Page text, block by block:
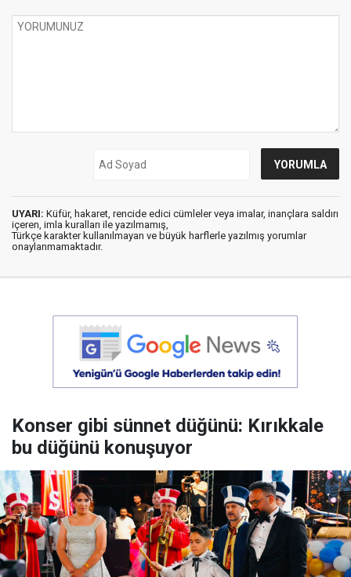
UYARI: Küfür, hakaret, rencide edici cümleler veya imalar, inançlara saldırı
içeren, imla kuralları ile yazılmamış,
Türkçe karakter kullanılmayan ve büyük harflerle yazılmış yorumlar
onaylanmamaktadır.
Konser gibi sünnet düğünü: Kırıkkale
bu düğünü konuşuyor